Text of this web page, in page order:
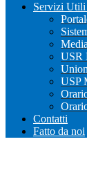
Servizi Utili
USR
USP
Contatti
Fatto da noi